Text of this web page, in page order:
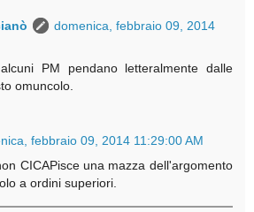
domenica, febbraio 09, 2014
PM pendano letteralmente dalle
omuncolo.
febbraio 09, 2014 11:29:00 AM
CICAPisce una mazza dell'argomento
a ordini superiori.